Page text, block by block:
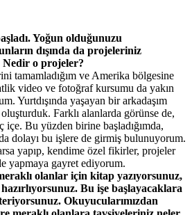
Yoğun olduğunuzu
dışında da projeleriniz
Nedir o projeler?
tamamladığım ve Amerika bölgesine
video ve fotoğraf kursumu da yakın
Yurtdışında yaşayan bir arkadaşım
Farklı alanlarda görünse de,
içe. Bu yüzden birine başladığımda,
dolayı bu işlere de girmiş bulunuyorum.
yapıp, kendime özel fikirler, projeler
yapmaya gayret ediyorum.
olanlar için kitap yazıyorsunuz,
Bu işe başlayacaklara
Okuyucularımızdan